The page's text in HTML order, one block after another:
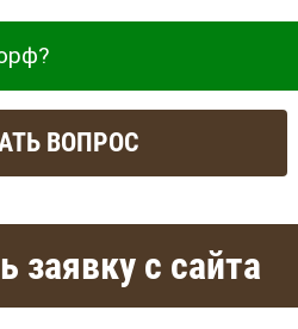
ВОПРОС
заявку с сайта